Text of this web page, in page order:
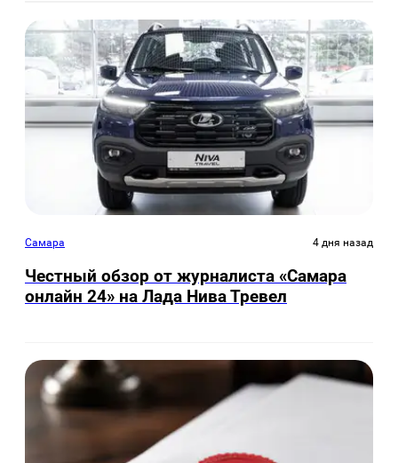
Самара 4 дня назад
Честный обзор от журналиста «Самара
онлайн 24» на Лада Нива Тревел